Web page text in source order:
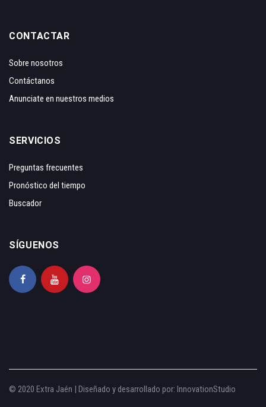
CONTACTAR
Sobre nosotros
Contáctanos
Anunciate en nuestros medios
SERVICIOS
Preguntas frecuentes
Pronóstico del tiempo
Buscador
SÍGUENOS
© 2020 Extra Jaén | Diseñado y desarrollado por: InnovationStudio